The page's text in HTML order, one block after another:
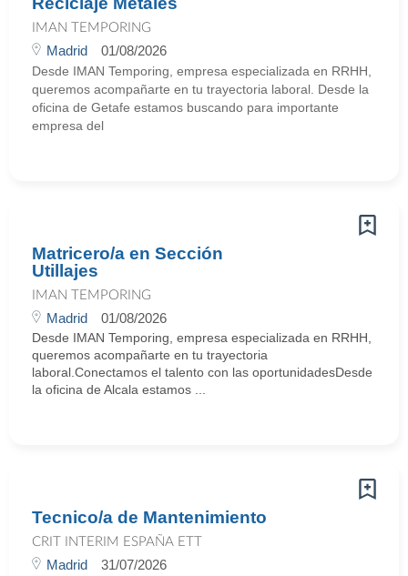
IMAN TEMPORING
Madrid 01/08/2026
Desde IMAN Temporing, empresa especializada en RRHH,
queremos acompañarte en tu trayectoria laboral. Desde la
oficina de Getafe estamos buscando para importante
empresa del
Matricero/a en Sección
Utillajes
IMAN TEMPORING
Madrid 01/08/2026
Desde IMAN Temporing, empresa especializada en RRHH,
queremos acompañarte en tu trayectoria
laboral.Conectamos el talento con las oportunidadesDesde
la oficina de Alcala estamos ...
Tecnico/a de Mantenimiento
CRIT INTERIM ESPAÑA ETT
Madrid 31/07/2026